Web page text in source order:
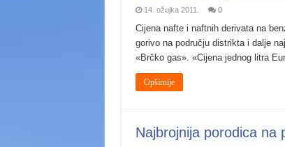
14. ožujka 2011. 0
Cijena nafte i naftnih derivata na
gorivo na području distrikta i dalje
«Brčko gas». «Cijena jednog litra
Opširnije
Najbrojnija porodica na